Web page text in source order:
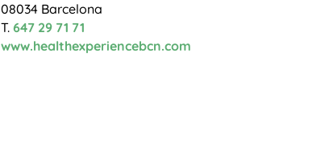
08034 Barcelona
T.647 29 71 71
www.healthexperiencebcn.com